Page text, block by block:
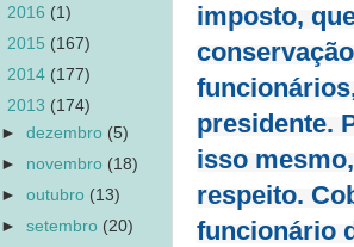
imposto,
presidente.
isso
respeito.
funcionário
2016 (1)
2015 (167)
2014 (177)
2013 (174)
►dezembro (5)
► novembro (18)
►outubro (13)
►setembro (20)